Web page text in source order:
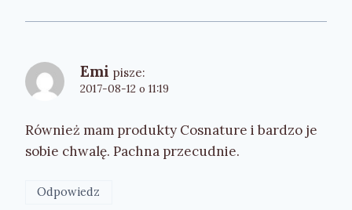
Emi pisze:
2017-08-12 o 11:19
Również mam produkty Cosnature i bardzo je
sobie chwalę. Pachna przecudnie.
Odpowiedz